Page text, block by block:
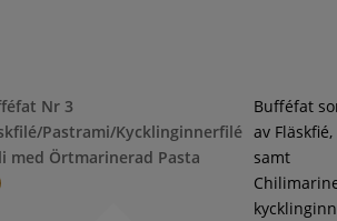
Nr 3
Pastrami/Kycklinginnerfilé
med Örtmarinerad Pasta
Bufféfat
av
samt